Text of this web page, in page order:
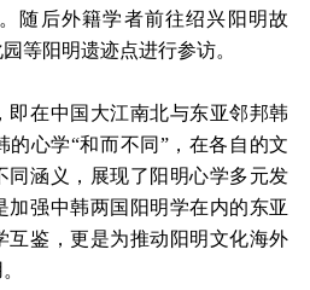
随后外籍学者前往绍兴阳明故
等阳明遗迹点进行参访。
在中国大江南北与东亚邻邦韩
的心学“和而不同”，在各自的文
同涵义，展现了阳明心学多元发
加强中韩两国阳明学在内的东亚
互鉴，更是为推动阳明文化海外